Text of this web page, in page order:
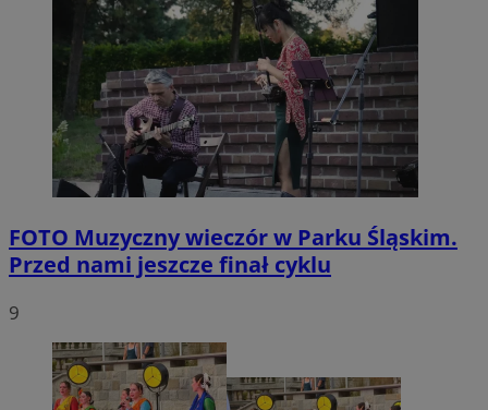
FOTO Muzyczny wieczór w Parku Śląskim.
Przed nami jeszcze finał cyklu
9